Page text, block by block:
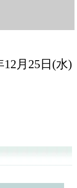
12月25日(水)